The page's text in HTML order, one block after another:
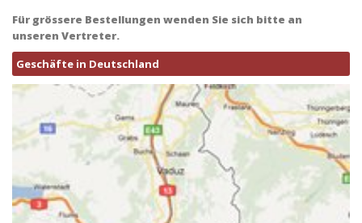
Für grössere Bestellungen wenden Sie sich bitte an
unseren Vertreter.
Geschäfte in Deutschland